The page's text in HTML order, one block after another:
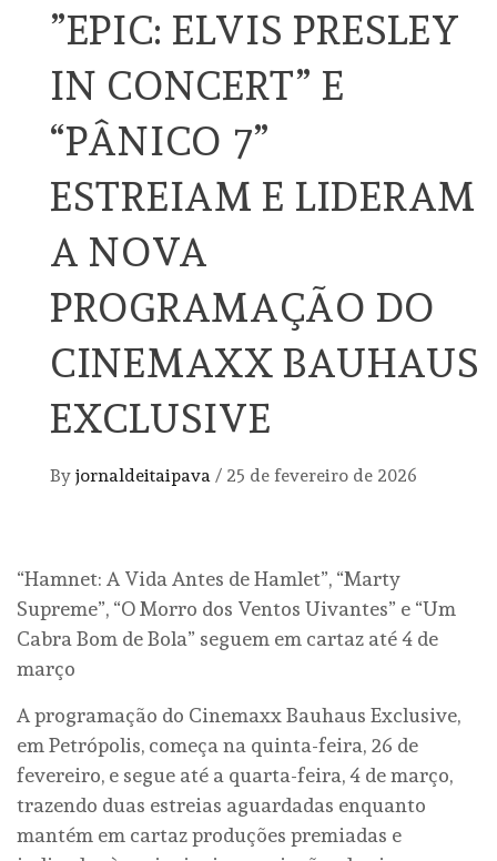
”EPIC: ELVIS PRESLEY
IN CONCERT” E
“PÂNICO 7”
ESTREIAM E LIDERAM
A NOVA
PROGRAMAÇÃO DO
CINEMAXX BAUHAUS
EXCLUSIVE
By jornaldeitaipava / 25 de fevereiro de 2026
“Hamnet: A Vida Antes de Hamlet”, “Marty
Supreme”, “O Morro dos Ventos Uivantes” e “Um
Cabra Bom de Bola” seguem em cartaz até 4 de
março
A programação do Cinemaxx Bauhaus Exclusive,
em Petrópolis, começa na quinta-feira, 26 de
fevereiro, e segue até a quarta-feira, 4 de março,
trazendo duas estreias aguardadas enquanto
mantém em cartaz produções premiadas e